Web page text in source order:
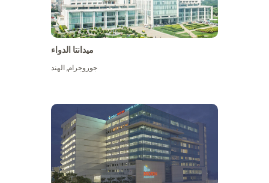
ميدانتا الدواء
جوروجرام,الهند